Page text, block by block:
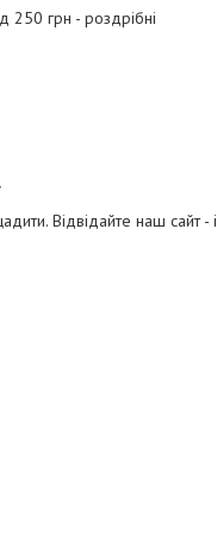
250 грн - роздрібні
Відвідайте наш сайт - і